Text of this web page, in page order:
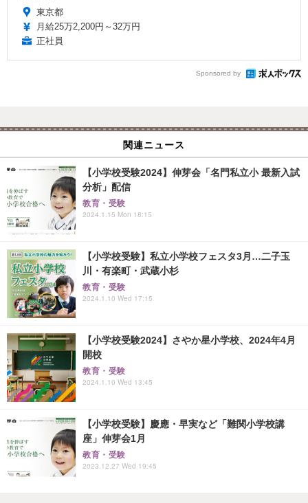
東京都
月給25万2,200円～32万円
正社員
Sponsored by
関連ニュース
【小学校受験2024】伸芽会「名門私立小 最新入試
分析」配信
教育・受験
2024.1.15 Mon 18:15
【小学校受験】私立小学校フェスタ3月…二子玉
川・有楽町・武蔵小杉
教育・受験
2024.1.10 Wed 17:15
【小学校受験2024】さやか星小学校、2024年4月
開校
教育・受験
2024.1.10 Wed 13:45
【小学校受験】慶應・早実など「難関小学校講
座」伸芽会1月
教育・受験
2023.12.27 Wed 19:45